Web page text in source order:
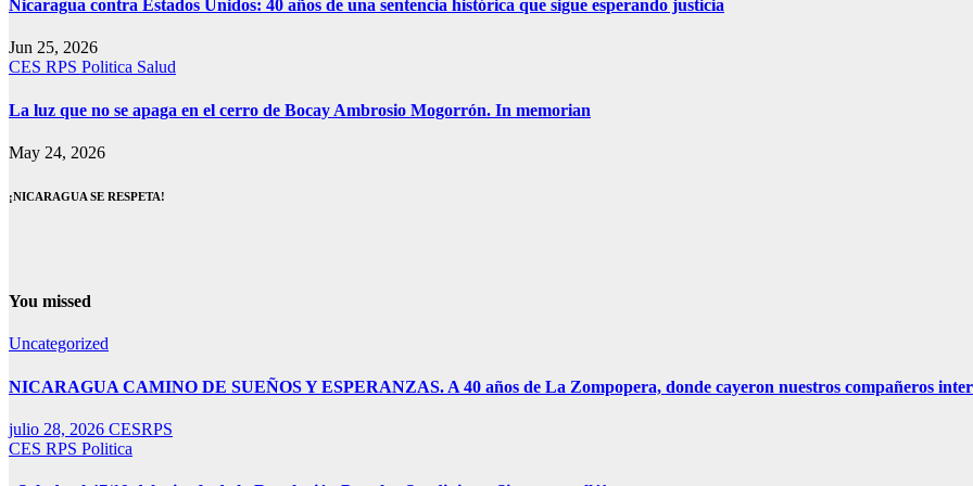
Nicaragua contra Estados Unidos: 40 años de una sentencia histórica que sigue esperando justicia
Jun 25, 2026
CES RPS Politica Salud
La luz que no se apaga en el cerro de Bocay Ambrosio Mogorrón. In memorian
May 24, 2026
¡NICARAGUA SE RESPETA!
You missed
Uncategorized
NICARAGUA CAMINO DE SUEÑOS Y ESPERANZAS. A 40 años de La Zompopera, donde cayeron nuestros compañeros
julio 28, 2026 CESRPS
CES RPS Politica